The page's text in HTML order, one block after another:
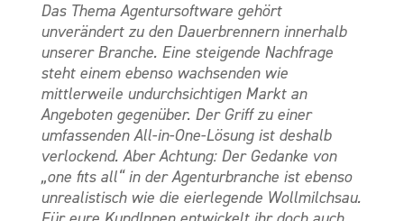
Das Thema Agentursoftware gehört
unverändert zu den Dauerbrennern innerhalb
unserer Branche. Eine steigende Nachfrage
steht einem ebenso wachsenden wie
mittlerweile undurchsichtigen Markt an
Angeboten gegenüber. Der Griff zu einer
umfassenden All-in-One-Lösung ist deshalb
verlockend. Aber Achtung: Der Gedanke von
„one fits all“ in der Agenturbranche ist ebenso
unrealistisch wie die eierlegende Wollmilchsau.